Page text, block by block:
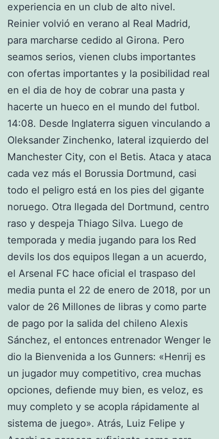
experiencia en un club de alto nivel.
Reinier volvió en verano al Real Madrid,
para marcharse cedido al Girona. Pero
seamos serios, vienen clubs importantes
con ofertas importantes y la posibilidad real
en el dia de hoy de cobrar una pasta y
hacerte un hueco en el mundo del futbol.
14:08. Desde Inglaterra siguen vinculando a
Oleksander Zinchenko, lateral izquierdo del
Manchester City, con el Betis. Ataca y ataca
cada vez más el Borussia Dortmund, casi
todo el peligro está en los pies del gigante
noruego. Otra llegada del Dortmund, centro
raso y despeja Thiago Silva. Luego de
temporada y media jugando para los Red
devils los dos equipos llegan a un acuerdo,
el Arsenal FC hace oficial el traspaso del
media punta el 22 de enero de 2018, por un
valor de 26 Millones de libras y como parte
de pago por la salida del chileno Alexis
Sánchez, el entonces entrenador Wenger le
dio la Bienvenida a los Gunners: «Henrij es
un jugador muy competitivo, crea muchas
opciones, defiende muy bien, es veloz, es
muy completo y se acopla rápidamente al
sistema de juego». Atrás, Luiz Felipe y